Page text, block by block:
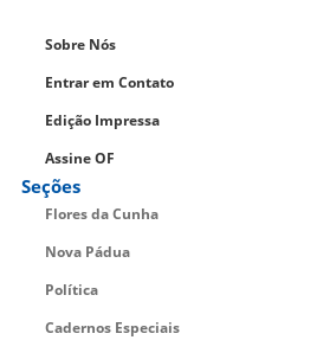
Sobre Nós
Entrar em Contato
Edição Impressa
Assine OF
Seções
Flores da Cunha
Nova Pádua
Política
Cadernos Especiais